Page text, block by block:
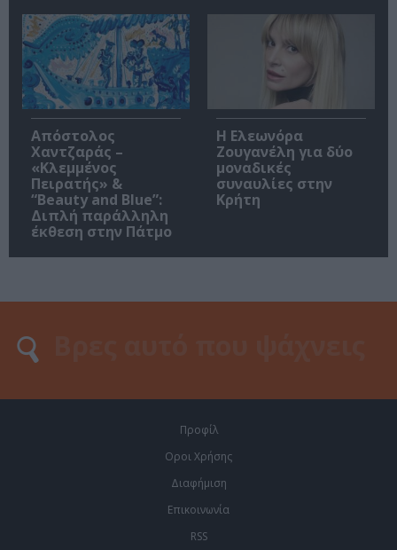
Απόστολος
Χαντζαράς –
«Κλεμμένος
Πειρατής» &
“Beauty and Blue”:
Διπλή παράλληλη
έκθεση στην Πάτμο
Η Ελεωνόρα
Ζουγανέλη για δύο
μοναδικές
συναυλίες στην
Κρήτη
Προφίλ
Οροι Χρήσης
Διαφήμιση
Επικοινωνία
RSS